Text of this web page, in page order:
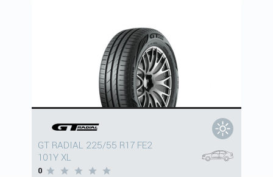
GT RADIAL 225/55 R17 FE2
101Y XL
0